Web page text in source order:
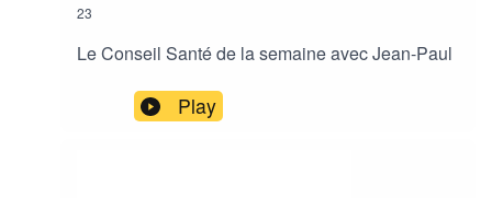
23
Le Conseil Santé de la semaine avec Jean-Paul
Play